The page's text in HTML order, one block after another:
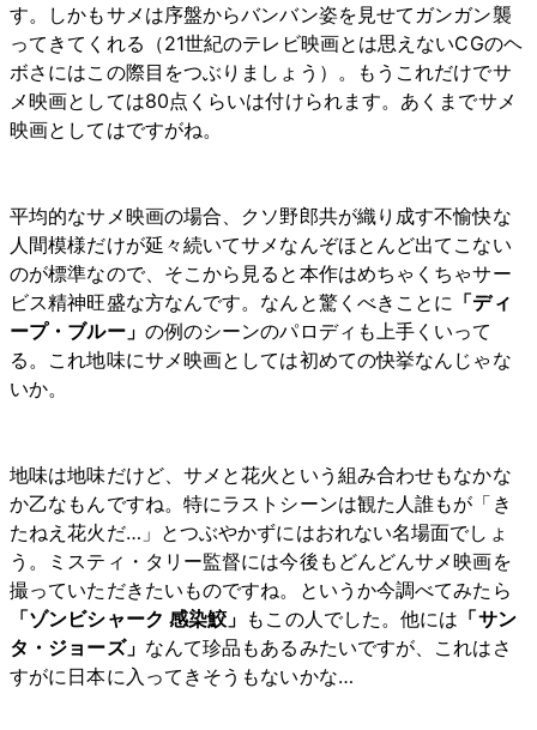
す。しかもサメは序盤からバンバン姿を見せてガンガン襲
ってきてくれる（21世紀のテレビ映画とは思えないCGのヘ
ボさにはこの際目をつぶりましょう）。もうこれだけでサ
メ映画としては80点くらいは付けられます。あくまでサメ
映画としてはですがね。
平均的なサメ映画の場合、クソ野郎共が織り成す不愉快な
人間模様だけが延々続いてサメなんぞほとんど出てこない
のが標準なので、そこから見ると本作はめちゃくちゃサー
ビス精神旺盛な方なんです。なんと驚くべきことに 「ディ
ープ・ブルー」 の例のシーンのパロディも上手くいって
る。これ地味にサメ映画としては初めての快挙なんじゃな
いか。
地味は地味だけど、サメと花火という組み合わせもなかな
か乙なもんですね。特にラストシーンは観た人誰もが「き
たねえ花火だ…」とつぶやかずにはおれない名場面でしょ
う。ミスティ・タリー監督には今後もどんどんサメ映画を
撮っていただきたいものですね。というか今調べてみたら
「ゾンビシャーク 感染鮫」 もこの人でした。他には 「サン
タ・ジョーズ」 なんて珍品もあるみたいですが、これはさ
すがに日本に入ってきそうもないかな…